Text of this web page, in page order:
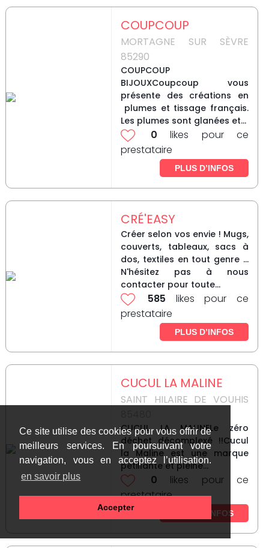
Ce site utilise des cookies pour vous offrir de
meilleurs services. En poursuivant votre
navigation, vous en acceptez l’utilisation.
en savoir plus
Accepter
COUPCOUP
MORTAGNE SUR SÈVRE
85290
COUPCOUP
BIJOUXCoupcoup vous
présente des créations en
plumes et tissage français.
Les plumes sont glanées et...
0 likes pour ce
prestataire
PLUS D’INFOS
CRÉ'EASY
Créer selon vos envie ! Mugs,
couverts, tableaux, sacs à
dos, textiles en tout genre ...
N'hésitez pas à nous
contacter pour toute...
585 likes pour ce
prestataire
PLUS D’INFOS
CUCUL LA MALINE
SAINT HILAIRE DE VOUHIS
CUCUL LA MALINELe zéro
déchet décomplexé !!Cucul
la Maline est une marque
pétillante et pleine...
0 likes pour ce
prestataire
PLUS D’INFOS